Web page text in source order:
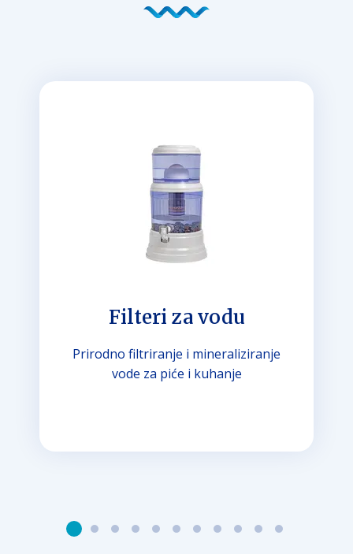
Filteri za vodu
Prirodno filtriranje i mineraliziranje
vode za piće i kuhanje